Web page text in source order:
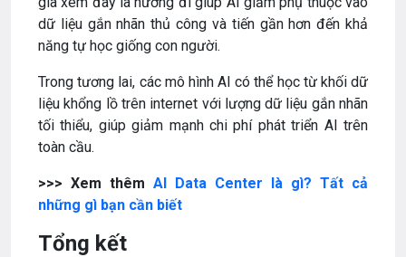
dữ liệu gắn nhãn thủ công và tiến gần hơn đến khả
năng tự học giống con người.
Trong tương lai, các mô hình AI có thể học từ khối dữ
liệu khổng lồ trên internet với lượng dữ liệu gắn nhãn
tối thiểu, giúp giảm mạnh chi phí phát triển AI trên
toàn cầu.
>>> Xem thêm AI Data Center là gì? Tất cả
những gì bạn cần biết
Tổng kết